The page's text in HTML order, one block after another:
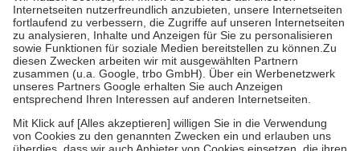
Kosten der Leistung zu entrichten.
Diese Regeln gelten grundsätzlich auch für Online-Apotheken.
Bei Heilmitteln und häuslicher Krankenpflege beträgt die
Zuzahlung zehn Prozent der Kosten sowie zehn Euro je
Verordnung.
Um das Engagement der Versicherten für ihre eigene Gesundheit zu
stärken und die besondere Stellung der Familie zu unterstützen,
fallenkeine Zuzahlungenan bei:
• Kindern und Jugendlichen bis zum vollendeten 18. Lebensjahr